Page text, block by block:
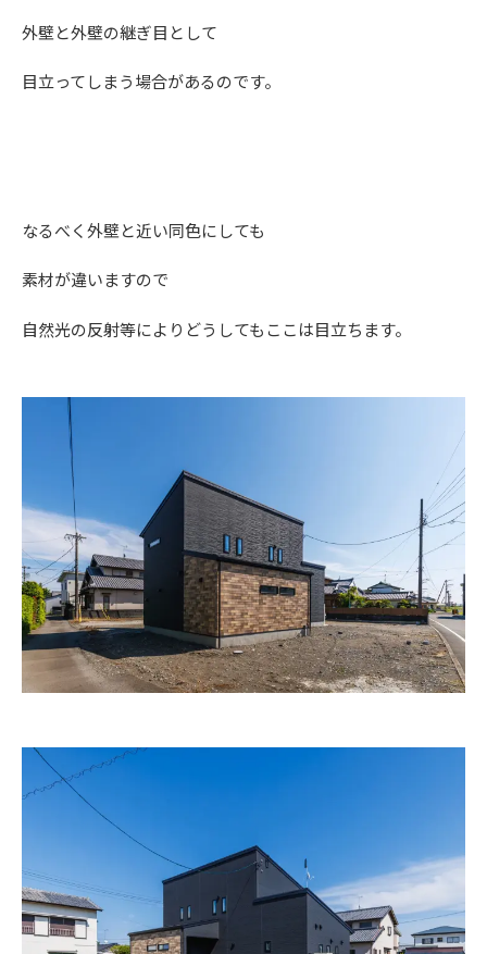
外壁と外壁の継ぎ目として
目立ってしまう場合があるのです。
なるべく外壁と近い同色にしても
素材が違いますので
自然光の反射等によりどうしてもここは目立ちます。